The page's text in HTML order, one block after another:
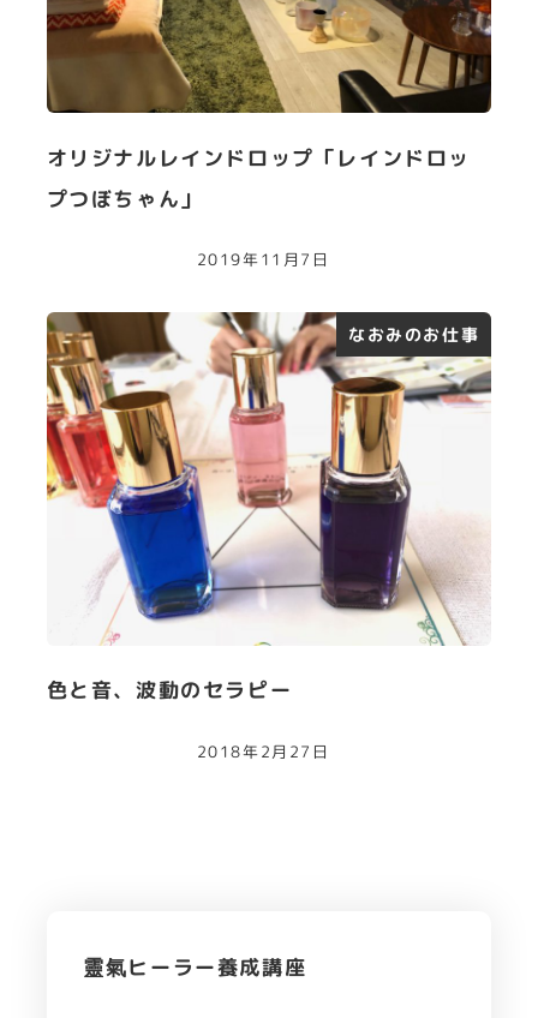
オリジナルレインドロップ「レインドロッ
プつぼちゃん」
2019年11月7日
なおみのお仕事
色と音、波動のセラピー
2018年2月27日
靈氣ヒーラー養成講座